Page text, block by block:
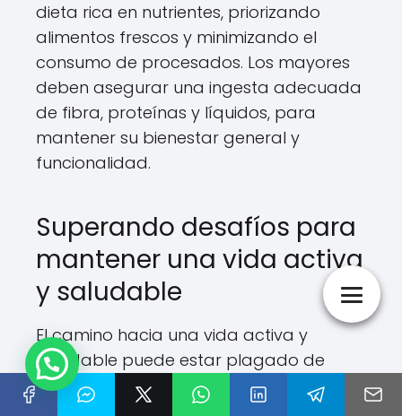
dieta rica en nutrientes, priorizando
alimentos frescos y minimizando el
consumo de procesados. Los mayores
deben asegurar una ingesta adecuada
de fibra, proteínas y líquidos, para
mantener su bienestar general y
funcionalidad.
Superando desafíos para
mantener una vida activa
y saludable
El camino hacia una vida activa y
saludable puede estar plagado de
obstáculos. Identificar y afrontar estos
desafíos resulta clave para mantener el